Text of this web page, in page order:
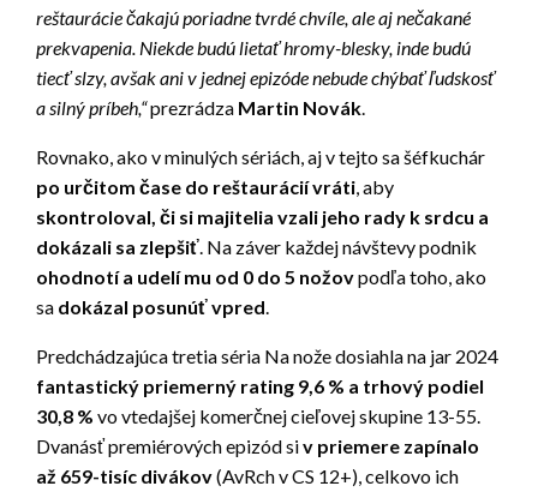
reštaurácie čakajú poriadne tvrdé chvíle, ale aj nečakané
prekvapenia. Niekde budú lietať hromy-blesky, inde budú
tiecť slzy, avšak ani v jednej epizóde nebude chýbať ľudskosť
a silný príbeh,“prezrádza Martin Novák.
Rovnako, ako v minulých sériách, aj v tejto sa šéfkuchár
po určitom čase do reštaurácií vráti, aby
skontroloval, či si majitelia vzali jeho rady k srdcu a
dokázali sa zlepšiť. Na záver každej návštevy podnik
ohodnotí a udelí mu od 0 do 5 nožovpodľa toho, ako
sa dokázal posunúť vpred.
Predchádzajúca tretia séria Na nože dosiahla na jar 2024
fantastický priemerný rating 9,6 % a trhový podiel
30,8 % vo vtedajšej komerčnej cieľovej skupine 13-55.
Dvanásť premiérových epizód siv priemere zapínalo
až 659-tisíc divákov(AvRch v CS 12+), celkovo ich